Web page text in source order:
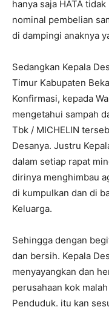
hanya saja HATA
nominal pembelian
di dampingi anaknya
Sedangkan Kepala
Timur Kabupaten
Konfirmasi, kepada
mengetahui sampah
Tbk / MICHELIN
Desanya. Justru
dalam setiap rapat
dirinya menghimbau
di kumpulkan dan di
Keluarga.
Sehingga dengan
dan bersih. Kepala
menyayangkan dan
perusahaan kok
Penduduk. itu kan